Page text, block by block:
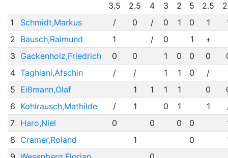
3.5
2.5
4
3
2
5
2.5
1
Schmidt,Markus / 0 / 0 1 0 1
2 Bausch,Raimund 1 / 0 1
+
3 Gackenholz,Friedrich 0 0 1 0 0 0
4 Taghiani,Afschin / / 1 1 0
/
5 Eißmann,Olaf 1 1 1 1 0
6 Kohlrausch,Mathilde / 1 0 1 1
7
Haro,Niel 0 0 0 0
8 Cramer,Roland 1 0